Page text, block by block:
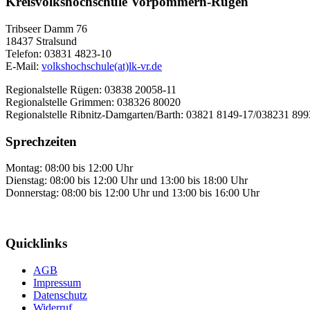
Tribseer Damm 76
18437 Stralsund
Telefon: 03831 4823-10
E-Mail: volkshochschule(at)lk-vr.de
Regionalstelle Rügen: 03838 20058-11
Regionalstelle Grimmen: 038326 80020
Regionalstelle Ribnitz-Damgarten/Barth: 03821 8149-17/038231
Sprechzeiten
Montag: 08:00 bis 12:00 Uhr
Dienstag: 08:00 bis 12:00 Uhr und 13:00 bis 18:00 Uhr
Donnerstag: 08:00 bis 12:00 Uhr und 13:00 bis 16:00 Uhr
Quicklinks
AGB
Impressum
Datenschutz
Widerruf